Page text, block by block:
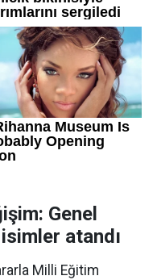
Genel
atandı
Milli Eğitim